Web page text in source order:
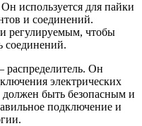
используется для пайки
и соединений.
регулируемым, чтобы
соединений.
Он
электрических
должен быть безопасным и
подключение и